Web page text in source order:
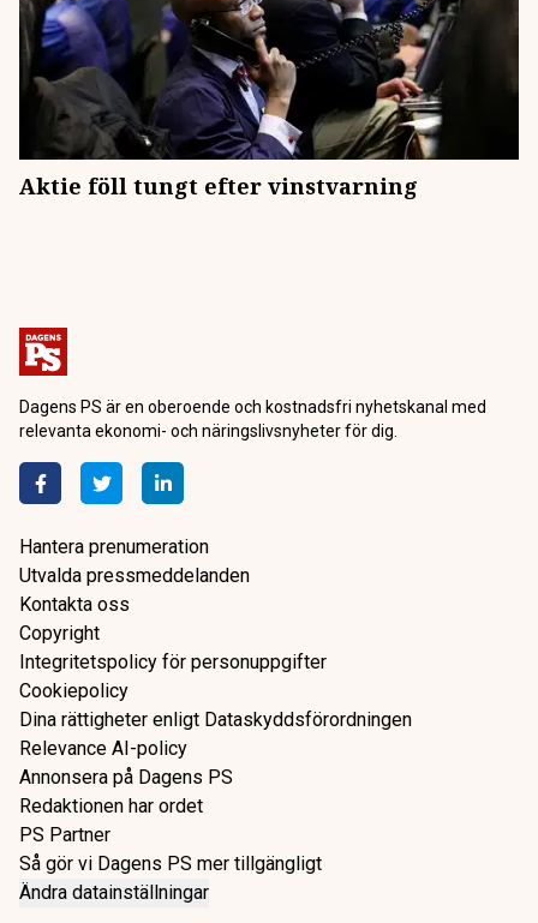
Aktie föll tungt efter vinstvarning
Dagens PS är en oberoende och kostnadsfri nyhetskanal med
relevanta ekonomi- och näringslivsnyheter för dig.
Hantera prenumeration
Utvalda pressmeddelanden
Kontakta oss
Copyright
Integritetspolicy för personuppgifter
Cookiepolicy
Dina rättigheter enligt Dataskyddsförordningen
Relevance AI-policy
Annonsera på Dagens PS
Redaktionen har ordet
PS Partner
Så gör vi Dagens PS mer tillgängligt
Ändra datainställningar